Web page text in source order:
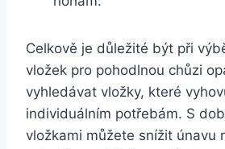
Celkově‍ je⁢ důležité​ být při
vložek pro pohodlnou chůzi​
‌vyhledávat vložky, které
individuálním potřebám. S
vložkami můžete snížit únavu